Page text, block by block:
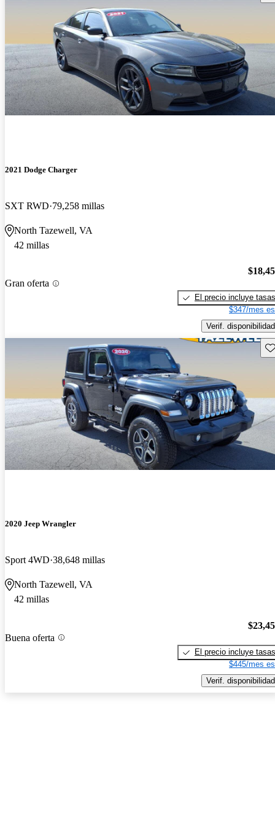
2021 Dodge Charger
SXT RWD 79,258 millas
North Tazewell, VA
42 millas
Gran oferta
El precio incluye tasas
$347/mes
Verif. disponibilidad
2020 Jeep Wrangler
Sport 4WD 38,648 millas
North Tazewell, VA
42 millas
Buena oferta
El precio incluye tasas
$445/mes
Verif. disponibilidad